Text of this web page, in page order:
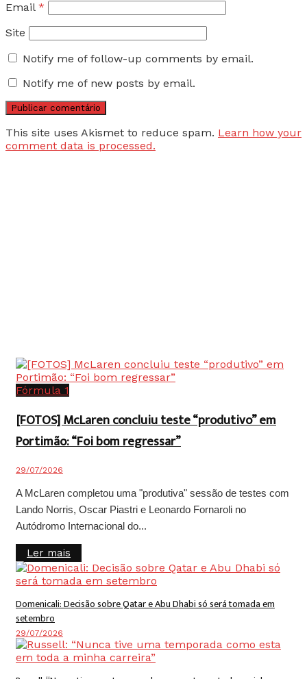
Email *
Site
Notify me of follow-up comments by email.
Notify me of new posts by email.
This site uses Akismet to reduce spam. Learn how your
comment data is processed.
Fórmula 1
[FOTOS] McLaren concluiu teste “produtivo” em
Portimão: “Foi bom regressar”
29/07/2026
A McLaren completou uma "produtiva" sessão de testes com
Lando Norris, Oscar Piastri e Leonardo Fornaroli no
Autódromo Internacional do...
Ler mais
Domenicali: Decisão sobre Qatar e Abu Dhabi só será tomada em
setembro
29/07/2026